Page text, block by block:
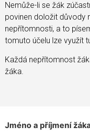
Nemůže-li se žák
povinen doložit důvody
nepřítomnosti, a to
tomuto účelu lze využít
Každá nepřítomnost
žáka.
Jméno a příjmení